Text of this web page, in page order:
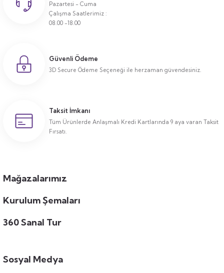
Pazartesi - Cuma
Çalışma Saatlerimiz :
08.00 -18.00
Güvenli Ödeme
3D Secure Ödeme Seçeneği ile herzaman güvendesiniz.
Taksit İmkanı
Tüm Ürünlerde Anlaşmalı Kredi Kartlarında 9 aya varan Taksit
Fırsatı.
Mağazalarımız
Kurulum Şemaları
360 Sanal Tur
Sosyal Medya